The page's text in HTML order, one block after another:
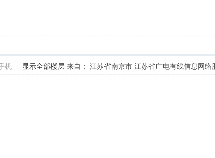
机 显示全部楼层 来自： 江苏省南京市 江苏省广电有线信息网络